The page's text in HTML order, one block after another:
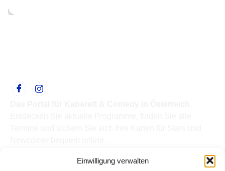
Einwilligung verwalten